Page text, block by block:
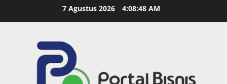
7 Agustus 2026 4:08:49 AM